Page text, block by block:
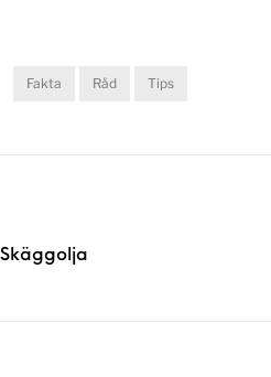
Fakta Råd Tips